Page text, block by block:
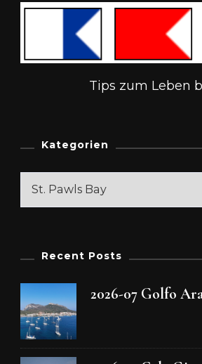
Tips zum Leben
Kategorien
Kategorien
Recent Posts
2026-07 Golfo